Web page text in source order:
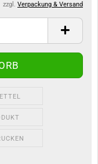
zzgl. Verpackung & Versand